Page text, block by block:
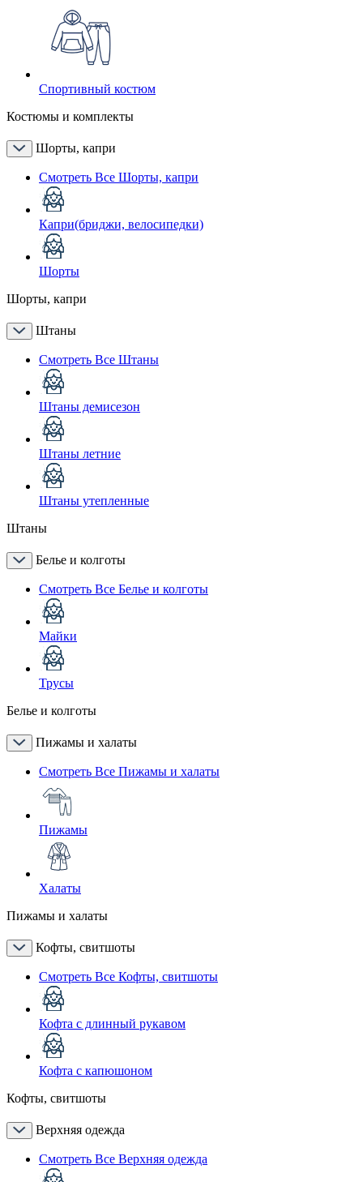
Спортивный костюм
Костюмы и комплекты
Шорты, капри
Смотреть Все Шорты, капри
Капри(бриджи, велосипедки)
Шорты
Шорты, капри
Штаны
Смотреть Все Штаны
Штаны демисезон
Штаны летние
Штаны утепленные
Штаны
Белье и колготы
Смотреть Все Белье и колготы
Майки
Трусы
Белье и колготы
Пижамы и халаты
Смотреть Все Пижамы и халаты
Пижамы
Халаты
Пижамы и халаты
Кофты, свитшоты
Смотреть Все Кофты, свитшоты
Кофта с длинный рукавом
Кофта с капюшоном
Кофты, свитшоты
Верхняя одежда
Смотреть Все Верхняя одежда